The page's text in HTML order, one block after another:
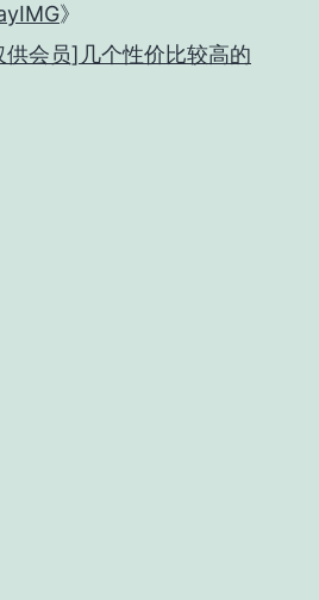
》
供会员]几个性价比较高的